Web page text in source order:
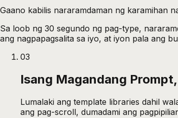
Gaano kabilis nararamdaman ng karamihan
Sa loob ng 30 segundo ng pag-type,
ang nagpapagsalita sa iyo, at iyon pala ang
03
Isang Magandang
Lumalaki ang template libraries dahil
ang pag-scroll, dumadami ang